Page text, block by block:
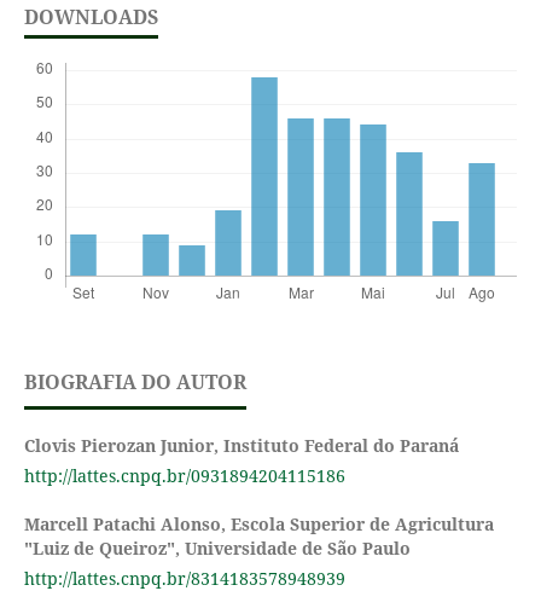
DOWNLOADS
BIOGRAFIA DO AUTOR
Clovis Pierozan Junior, Instituto Federal do Paraná
http://lattes.cnpq.br/0931894204115186
Marcell Patachi Alonso, Escola Superior de Agricultura
"Luiz de Queiroz", Universidade de São Paulo
http://lattes.cnpq.br/8314183578948939